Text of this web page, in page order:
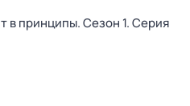
в принципы. Сезон 1. Серия